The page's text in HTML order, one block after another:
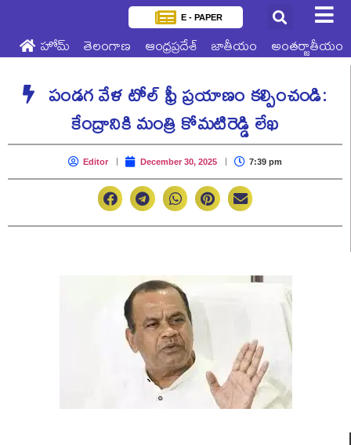
E - PAPER
హోమ్ తెలంగాణ ఆంధ్రప్రదేశ్ జాతీయం అంతర్జాతీయం
పండగ వేళ టోల్ ఫ్రీ ప్రయాణం కల్పించండి:
కేంద్రానికి మంత్రి కోమటిరెడ్డి లేఖ
Editor December 30, 2025 7:39 pm